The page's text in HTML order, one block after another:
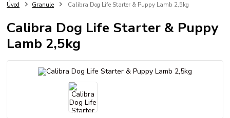
Úvod Granule Calibra Dog Life Starter & Puppy Lamb 2,5kg
Calibra Dog Life Starter & Puppy
Lamb 2,5kg